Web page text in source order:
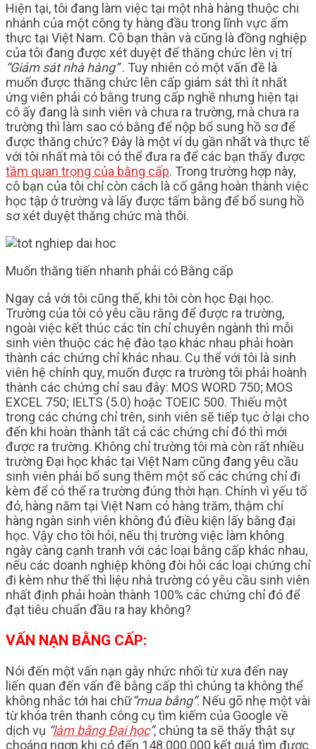
Hiện tại, tôi đang làm việc tại một nhà hàng thuộc chi
nhánh của một công ty hàng đầu trong lĩnh vực ẩm
thực tại Việt Nam. Cô bạn thân và cũng là đồng nghiệp
của tôi đang được xét duyệt để thăng chức lên vị trí
“Giám sát nhà hàng”. Tuy nhiên có một vấn đề là
muốn được thăng chức lên cấp giám sát thì ít nhất
ứng viên phải có bằng trung cấp nghề nhưng hiện tại
cô ấy đang là sinh viên và chưa ra trường, mà chưa ra
trường thì làm sao có bằng để nộp bổ sung hồ sơ để
được thăng chức? Đây là một ví dụ gần nhất và thực tế
với tôi nhất mà tôi có thể đưa ra để các bạn thấy được
tầm quan trọng của bằng cấp. Trong trường hợp này,
cô bạn của tôi chỉ còn cách là cố gắng hoàn thành việc
học tập ở trường và lấy được tấm bằng để bổ sung hồ
sơ xét duyệt thăng chức mà thôi.
Muốn thăng tiến nhanh phải có Bằng cấp
Ngay cả với tôi cũng thế, khi tôi còn học Đại học.
Trường của tôi có yêu cầu rằng để được ra trường,
ngoài việc kết thúc các tín chỉ chuyên ngành thì mỗi
sinh viên thuộc các hệ đào tạo khác nhau phải hoàn
thành các chứng chỉ khác nhau. Cụ thể với tôi là sinh
viên hệ chính quy, muốn được ra trường tôi phải hoành
thành các chứng chỉ sau đây: MOS WORD 750; MOS
EXCEL 750; IELTS (5.0) hoặc TOEIC 500. Thiếu một
trong các chứng chỉ trên, sinh viên sẽ tiếp tục ở lại cho
đến khi hoàn thành tất cả các chứng chỉ đó thì mới
được ra trường. Không chỉ trường tôi mà còn rất nhiều
trường Đại học khác tại Việt Nam cũng đang yêu cầu
sinh viên phải bổ sung thêm một số các chứng chỉ đi
kèm để có thể ra trường đúng thời hạn. Chính vì yếu tố
đó, hàng năm tại Việt Nam có hàng trăm, thậm chí
hàng ngàn sinh viên không đủ điều kiện lấy bằng đại
học. Vậy cho tôi hỏi, nếu thị trường việc làm không
ngày càng cạnh tranh với các loại bằng cấp khác nhau,
nếu các doanh nghiệp không đòi hỏi các loại chứng chỉ
đi kèm như thế thì liệu nhà trường có yêu cầu sinh viên
nhất định phải hoàn thành 100% các chứng chỉ đó để
đạt tiêu chuẩn đầu ra hay không?
VẤN NẠN BẰNG CẤP:
Nói đến một vấn nạn gây nhức nhối từ xưa đến nay
liến quan đến vấn đề bằng cấp thì chúng ta không thể
không nhắc tới hai chữ“mua bằng”. Nếu gõ nhẹ một vài
từ khóa trên thanh công cụ tìm kiếm của Google về
dịch vụ “làm bằng Đại học”, chúng ta sẽ thấy thật sự
choáng ngợp khi có đến 148.000.000 kết quả tìm được